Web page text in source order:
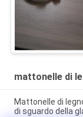
mattonelle di
Mattonelle di
di sguardo della